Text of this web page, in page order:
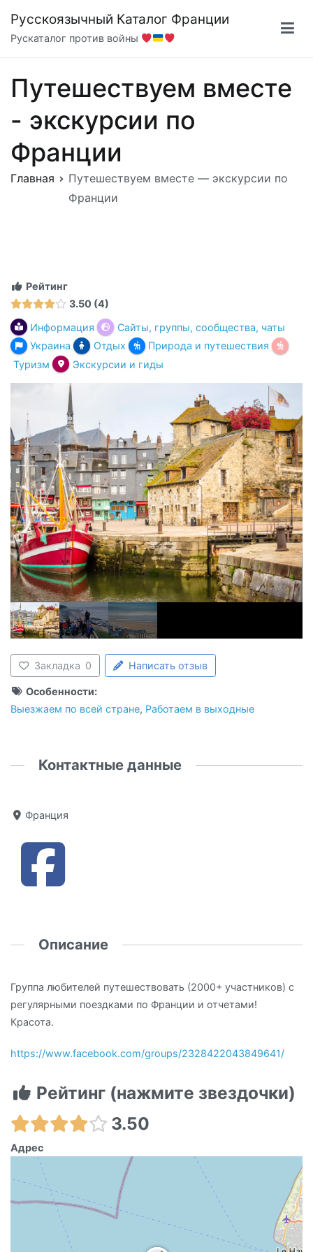
содержимому
Русскоязычный Каталог Франции
Рускаталог против войны
Путешествуем вместе
- экскурсии по
Франции
Главная
Путешествуем вместе — экскурсии по
Франции
Рейтинг
3.50 4
Информация
Сайты, группы, сообщества, чаты
Украина
Отдых
Природа и путешествия
Туризм
Экскурсии и гиды
Закладка 0 Написать отзыв
Особенности:
Выезжаем по всей стране, Работаем в выходные
Контактные данные
Франция
Описание
Группа любителей путешествовать (2000+ участников) с
регулярными поездками по Франции и отчетами!
Красота.
https://www.facebook.com/groups/2328422043849641/
Рейтинг (нажмите звездочки)
3.50
Адрес